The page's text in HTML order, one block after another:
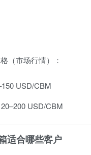
（市场行情）：
USD/CBM
USD/CBM
适合哪些客户